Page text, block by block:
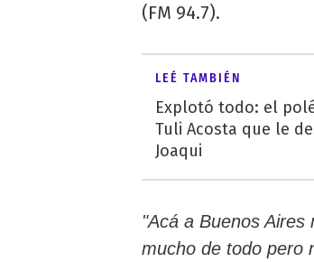
(FM 94.7).
LEÉ TAMBIÉN
Explotó todo: el
Tuli Acosta que le
Joaqui
"Acá a Buenos
mucho de todo pero